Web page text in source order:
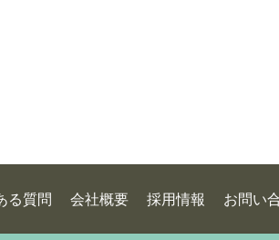
る質問 会社概要 採用情報 お問い